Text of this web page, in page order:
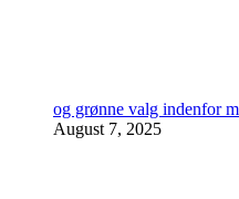
og grønne valg indenfor
August 7, 2025